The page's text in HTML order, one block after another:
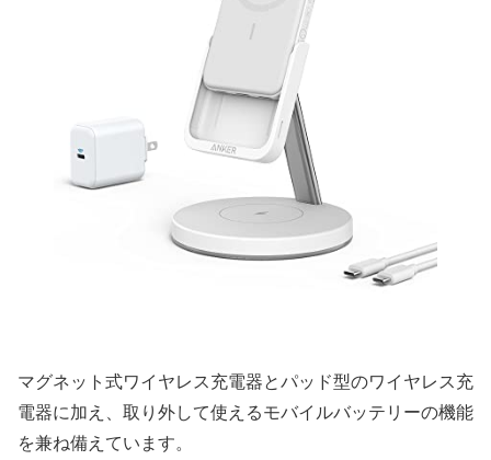
マグネット式ワイヤレス充電器とパッド型のワイヤレス充
電器に加え、取り外して使えるモバイルバッテリーの機能
を兼ね備えています。